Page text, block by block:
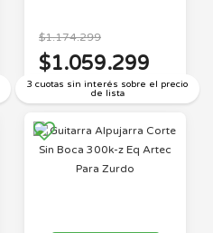
3 cuotas sin interés sobre el precio
de lista
$1.174.299
$1.059.299